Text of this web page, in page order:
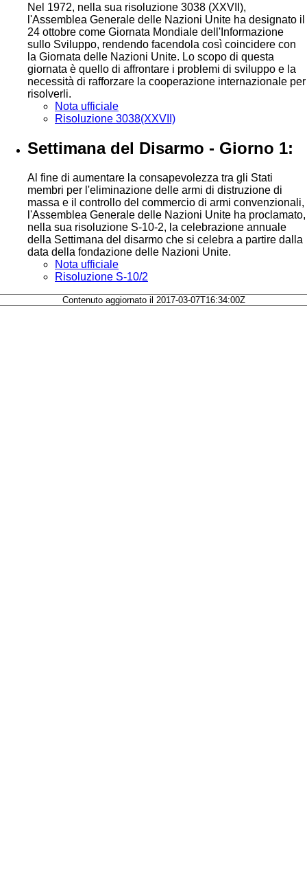
Nel 1972, nella sua risoluzione 3038 (XXVII),
l'Assemblea Generale delle Nazioni Unite ha designato il
24 ottobre come Giornata Mondiale dell'Informazione
sullo Sviluppo, rendendo facendola così coincidere con
la Giornata delle Nazioni Unite. Lo scopo di questa
giornata è quello di affrontare i problemi di sviluppo e la
necessità di rafforzare la cooperazione internazionale per
risolverli.
Nota ufficiale
Risoluzione 3038(XXVII)
Settimana del Disarmo - Giorno 1:
Al fine di aumentare la consapevolezza tra gli Stati
membri per l'eliminazione delle armi di distruzione di
massa e il controllo del commercio di armi convenzionali,
l'Assemblea Generale delle Nazioni Unite ha proclamato,
nella sua risoluzione S-10-2, la celebrazione annuale
della Settimana del disarmo che si celebra a partire dalla
data della fondazione delle Nazioni Unite.
Nota ufficiale
Risoluzione S-10/2
Contenuto aggiornato il 2017-03-07T16:34:00Z